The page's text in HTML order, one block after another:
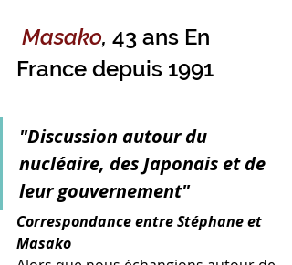
Masako, 43 ans En
France depuis 1991
"Discussion autour du
nucléaire, des Japonais et de
leur gouvernement"
Correspondance entre Stéphane et
Masako